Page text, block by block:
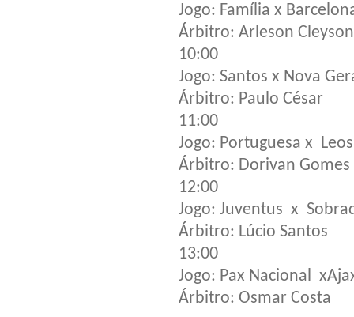
Jogo: Família x
Árbitro: Arleson Cleyson
10:00
Jogo: Santos x Nova
Árbitro: Paulo César
11:00
Jogo: Portuguesa x
Árbitro: Dorivan Gomes
12:00
Jogo: Juventus x
Árbitro: Lúcio Santos
13:00
Jogo: Pax Nacional
Árbitro: Osmar Costa